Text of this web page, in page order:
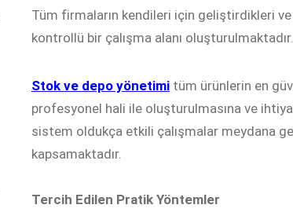
Tüm firmaların kendileri için geliştirdikleri
kontrollü bir çalışma alanı oluşturulmaktadır.
Stok ve depo yönetimi tüm ürünlerin en
profesyonel hali ile oluşturulmasına ve
sistem oldukça etkili çalışmalar meydana
kapsamaktadır.
Tercih Edilen Pratik Yöntemler